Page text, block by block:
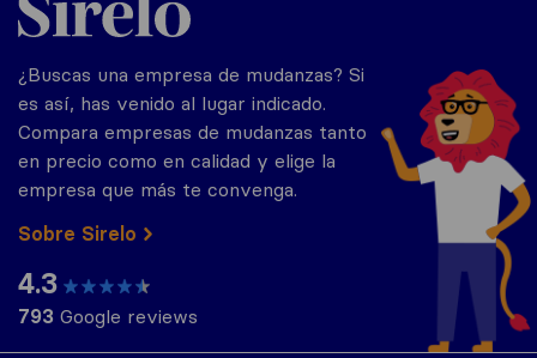
¿Buscas una empresa de mudanzas? Si
es así, has venido al lugar indicado.
Compara empresas de mudanzas tanto
en precio como en calidad y elige la
empresa que más te convenga.
Sobre Sirelo
4.3
793 Google reviews